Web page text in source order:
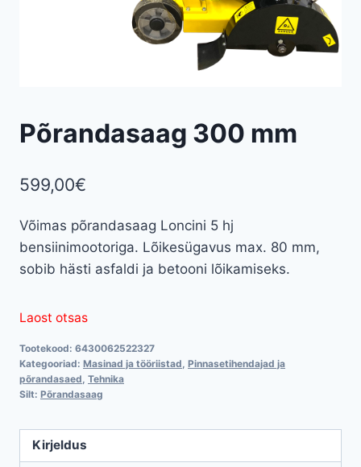
Põrandasaag 300 mm
599,00€
Võimas põrandasaag Loncini 5 hj
bensiinimootoriga. Lõikesügavus max. 80 mm,
sobib hästi asfaldi ja betooni lõikamiseks.
Laost otsas
Tootekood: 6430062522327
Kategooriad: Masinad ja tööriistad Pinnasetihendajad ja
põrandasaed Tehnika
Silt: Põrandasaag
Kirjeldus